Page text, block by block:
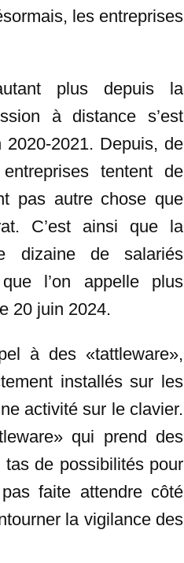
les entreprises
plus depuis la
à distance s’est
2020-2021. Depuis, de
tentent de
pas autre chose que
C’est ainsi que la
dizaine de salariés
l’on appelle plus
20 juin 2024.
à des «tattleware»,
installés sur les
activité sur le clavier.
qui prend des
tas de possibilités pour
faite attendre côté
la vigilance des